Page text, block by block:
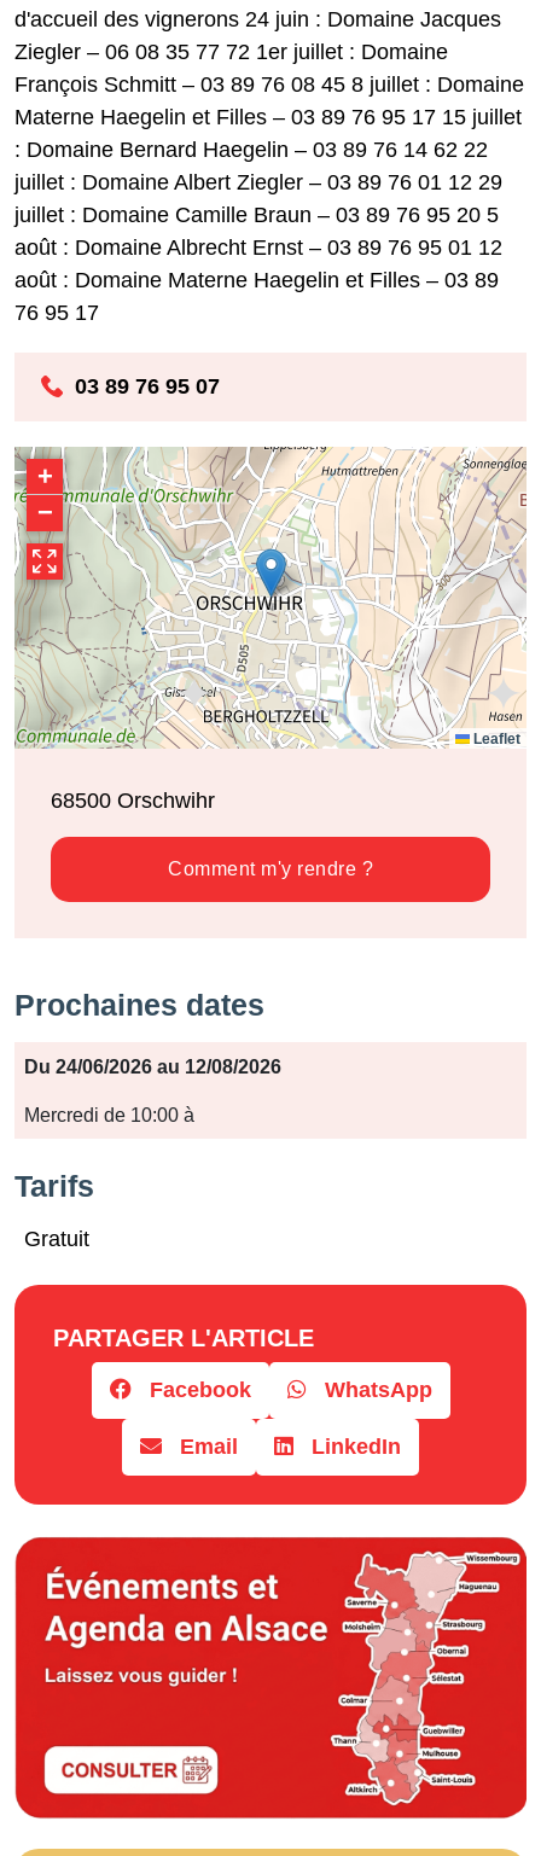
d'accueil des vignerons 24 juin : Domaine Jacques
Ziegler – 06 08 35 77 72 1er juillet : Domaine
François Schmitt – 03 89 76 08 45 8 juillet : Domaine
Materne Haegelin et Filles – 03 89 76 95 17 15 juillet
: Domaine Bernard Haegelin – 03 89 76 14 62 22
juillet : Domaine Albert Ziegler – 03 89 76 01 12 29
juillet : Domaine Camille Braun – 03 89 76 95 20 5
août : Domaine Albrecht Ernst – 03 89 76 95 01 12
août : Domaine Materne Haegelin et Filles – 03 89
76 95 17
03 89 76 95 07
+
−
Leaflet
68500 Orschwihr
Comment m'y rendre ?
Prochaines dates
Période
Jours
Du 24/06/2026 au 12/08/2026
Mercredi de 10:00 à
Tarifs
Gratuit
PARTAGER L'ARTICLE
Facebook WhatsApp
Email LinkedIn